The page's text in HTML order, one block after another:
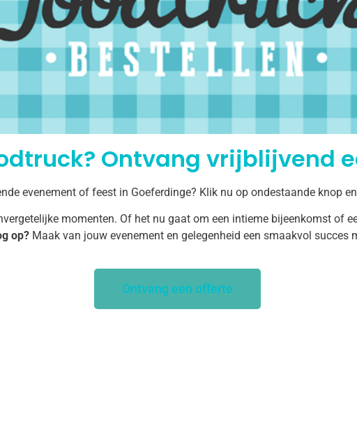
Ontvang vrijblijvend
evenement of feest in Goeferdinge? Klik nu op ondestaande knop
momenten. Of het nu gaat om een intieme bijeenkomst of
op? Maak van jouw evenement en gelegenheid een smaakvol succes
Ontvang een offerte